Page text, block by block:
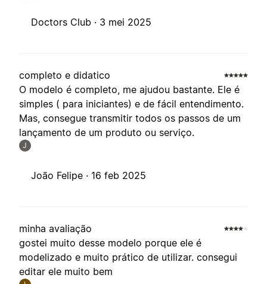
Doctors Club · 3 mei 2025
completo e didatico
O modelo é completo, me ajudou bastante. Ele é
simples ( para iniciantes) e de fácil entendimento.
Mas, consegue transmitir todos os passos de um
lançamento de um produto ou serviço.
J
João Felipe · 16 feb 2025
minha avaliação
gostei muito desse modelo porque ele é
modelizado e muito prático de utilizar. consegui
editar ele muito bem